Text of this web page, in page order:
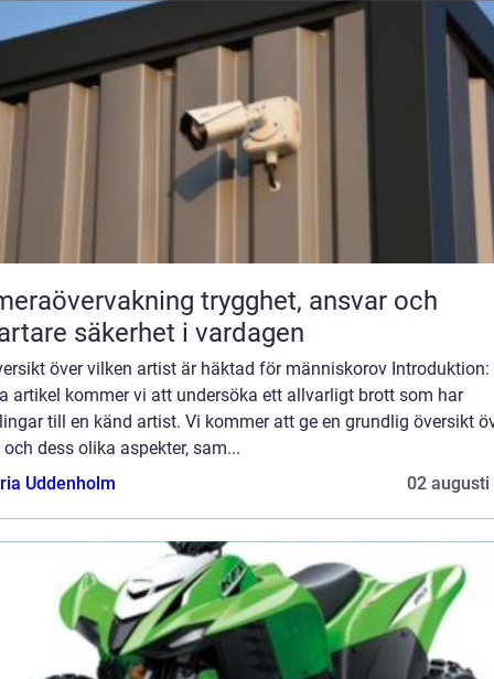
trygghet, ansvar och
säkerhet i vardagen
över vilken artist är häktad för människorov Introduktion:
artikel kommer vi att undersöka ett allvarligt brott som har
till en känd artist. Vi kommer att ge en grundlig översikt
dess olika aspekter, sam...
Uddenholm
02 augusti